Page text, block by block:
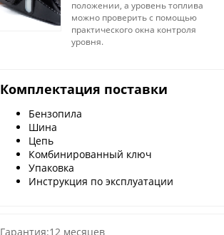
положении, а уровень топлива
можно проверить с помощью
практического окна контроля
уровня.
Комплектация поставки
Бензопила
Шина
Цепь
Комбинированный ключ
Упаковка
Инструкция по эксплуатации
Гарантия:12 месяцев